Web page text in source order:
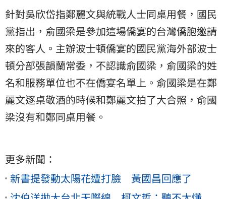
針對吳欣岱指鄭麗文與統戰人士同桌用餐，國民
黨指出，俞國梁是參加這場僑宴的台灣僑胞邀請
來的客人。主辦波士頓僑宴的國民黨海外部波士
頓分部張韻蘭常委，不認識俞國梁，俞國梁的姓
名和服務單位也不在僑宴名單上。俞國梁是在鄭
麗文逐桌敬酒的時候和鄭麗文拍了大合照，俞國
梁沒有和鄭同桌用餐。
更多新聞：
新書提發動太陽花遭打臉 黃國昌回應了